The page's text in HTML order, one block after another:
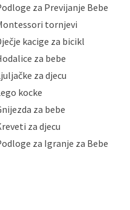
odgovarajućih tehničkih i
podataka od
otkrivanja,
štiti privatnost svojih
čuva povjerljivost
pristup i
samo onim svojim
potrebni radi provedbe
zakonima. Napominjemo
ili djelomice,
obrade Vaših osobnih
podnijeti poštom na
na adresu:
za Previjanje Bebe
tornjevi
kacige za bicikl
za bebe
za djecu
kocke
za bebe
za djecu
za Igranje za Bebe